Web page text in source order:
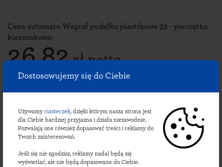
Dostosowujemy się do Ciebie
Używamy ciasteczek, dzięki którym nasza strona jest
dla Ciebie bardziej przyjazna i działa niezawodnie.
Pozwalają one również dopasować treści i reklamy do
Twoich zainteresowań.
Jeśli się nie zgodzisz, reklamy nadal będą się
wyświetlać, ale nie będą dopasowane do Ciebie.
Cena automatu Wagraf pudełko plastikowe 32 - pieczątka
kieszonkowa:
26,82zł netto
32,99 zł brutto
Zaprojektuj pieczątkę
Specyfikacja automatu Wagraf